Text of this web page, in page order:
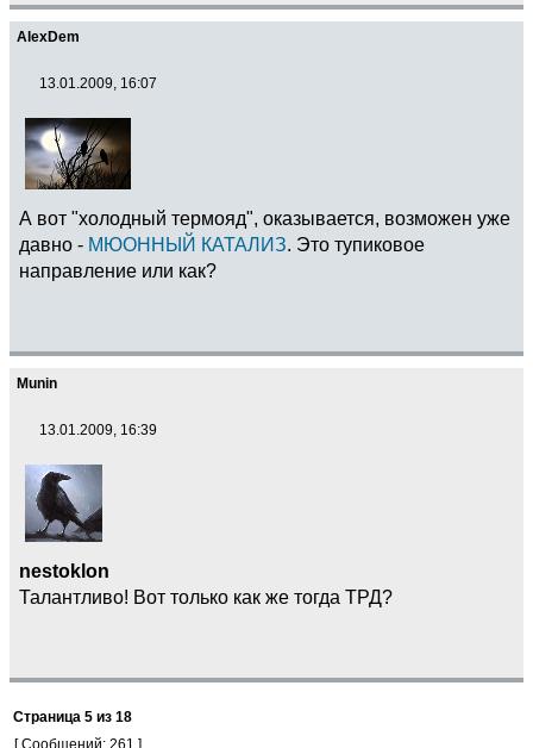
AlexDem
13.01.2009, 16:07
А вот "холодный термояд", оказывается, возможен уже
давно - МЮОННЫЙ КАТАЛИЗ. Это тупиковое
направление или как?
Munin
13.01.2009, 16:39
nestoklon
Талантливо! Вот только как же тогда ТРД?
Страница 5 из 18
[ Сообщений: 261 ]